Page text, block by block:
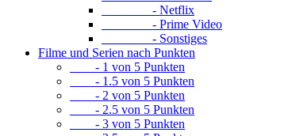
- Netflix
- Prime Video
- Sonstiges
Filme und Serien nach Punkten
- 1 von 5 Punkten
- 1.5 von 5 Punkten
- 2 von 5 Punkten
- 2.5 von 5 Punkten
- 3 von 5 Punkten